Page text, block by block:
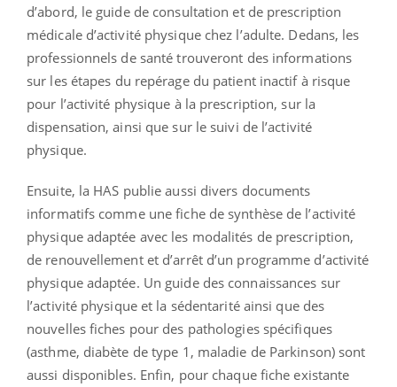
d’abord, le guide de consultation et de prescription
médicale d’activité physique chez l’adulte. Dedans, les
professionnels de santé trouveront des informations
sur les étapes du repérage du patient inactif à risque
pour l’activité physique à la prescription, sur la
dispensation, ainsi que sur le suivi de l’activité
physique.
Ensuite, la HAS publie aussi divers documents
informatifs comme une fiche de synthèse de l’activité
physique adaptée avec les modalités de prescription,
de renouvellement et d’arrêt d’un programme d’activité
physique adaptée. Un guide des connaissances sur
l’activité physique et la sédentarité ainsi que des
nouvelles fiches pour des pathologies spécifiques
(asthme, diabète de type 1, maladie de Parkinson) sont
aussi disponibles. Enfin, pour chaque fiche existante